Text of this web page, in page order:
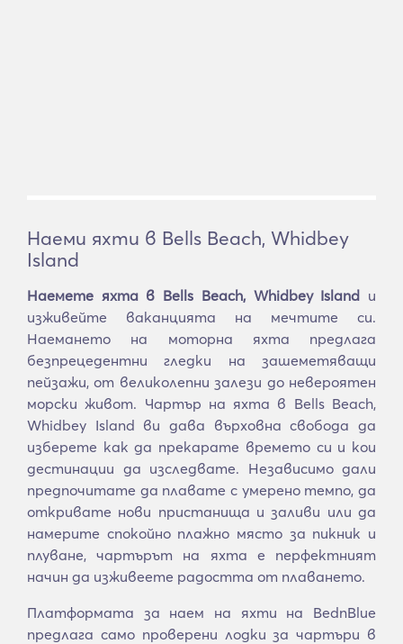
Наеми яхти в Bells Beach, Whidbey
Island
Наемете яхта в Bells Beach, Whidbey Island и
изживейте ваканцията на мечтите си.
Наемането на моторна яхта предлага
безпрецедентни гледки на зашеметяващи
пейзажи, от великолепни залези до невероятен
морски живот. Чартър на яхта в Bells Beach,
Whidbey Island ви дава върховна свобода да
изберете как да прекарате времето си и кои
дестинации да изследвате. Независимо дали
предпочитате да плавате с умерено темпо, да
откривате нови пристанища и заливи или да
намерите спокойно плажно място за пикник и
плуване, чартърът на яхта е перфектният
начин да изживеете радостта от плаването.
Платформата за наем на яхти на BednBlue
предлага само проверени лодки за чартъри в